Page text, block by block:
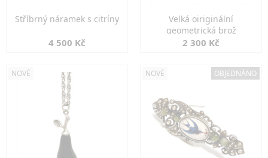
Stříbrný náramek s citríny
4 500 Kč
Velká oiriginální
geometrická brož
2 300 Kč
NOVÉ NOVÉ OBJEDNÁNO